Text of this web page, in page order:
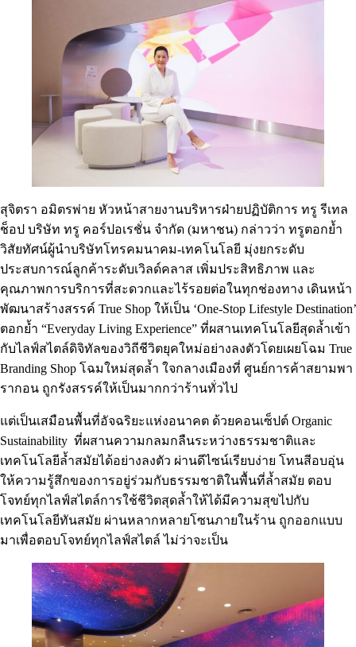
สุจิตรา อมิตรพ่าย หัวหน้าสายงานบริหารฝ่ายปฏิบัติการ ทรู รีเทล
ช็อป บริษัท ทรู คอร์ปอเรชั่น จำกัด (มหาชน) กล่าวว่า ทรูตอกย้ำ
วิสัยทัศน์ผู้นำบริษัทโทรคมนาคม-เทคโนโลยี มุ่งยกระดับ
ประสบการณ์ลูกค้าระดับเวิลด์คลาส เพิ่มประสิทธิภาพ และ
คุณภาพการบริการที่สะดวกและไร้รอยต่อในทุกช่องทาง เดินหน้า
พัฒนาสร้างสรรค์ True Shop ให้เป็น ‘One-Stop Lifestyle Destination’
ตอกย้ำ “Everyday Living Experience” ที่ผสานเทคโนโลยีสุดล้ำเข้า
กับไลฟ์สไตล์ดิจิทัลของวิถีชีวิตยุคใหม่อย่างลงตัวโดยเผยโฉม True
Branding Shop โฉมใหม่สุดล้ำ ใจกลางเมืองที่ ศูนย์การค้าสยามพา
รากอน ถูกรังสรรค์ให้เป็นมากกว่าร้านทั่วไป
แต่เป็นเสมือนพื้นที่อัจฉริยะแห่งอนาคต ด้วยคอนเซ็ปต์ Organic
Sustainability ที่ผสานความกลมกลืนระหว่างธรรมชาติและ
เทคโนโลยีล้ำสมัยได้อย่างลงตัว ผ่านดีไซน์เรียบง่าย โทนสีอบอุ่น
ให้ความรู้สึกของการอยู่ร่วมกับธรรมชาติในพื้นที่ล้ำสมัย ตอบ
โจทย์ทุกไลฟ์สไตล์การใช้ชีวิตสุดล้ำให้ได้มีความสุขไปกับ
เทคโนโลยีทันสมัย ผ่านหลากหลายโซนภายในร้าน ถูกออกแบบ
มาเพื่อตอบโจทย์ทุกไลฟ์สไตล์ ไม่ว่าจะเป็น